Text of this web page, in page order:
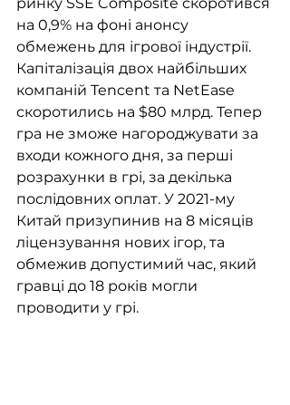
на 0,9% на фоні анонсу
обмежень для ігрової індустрії.
Капіталізація двох найбільших
компаній Tencent та NetEase
скоротились на $80 млрд. Тепер
гра не зможе нагороджувати за
входи кожного дня, за перші
розрахунки в грі, за декілька
послідовних оплат. У 2021-му
Китай призупинив на 8 місяців
ліцензування нових ігор, та
обмежив допустимий час, який
гравці до 18 років могли
проводити у грі.